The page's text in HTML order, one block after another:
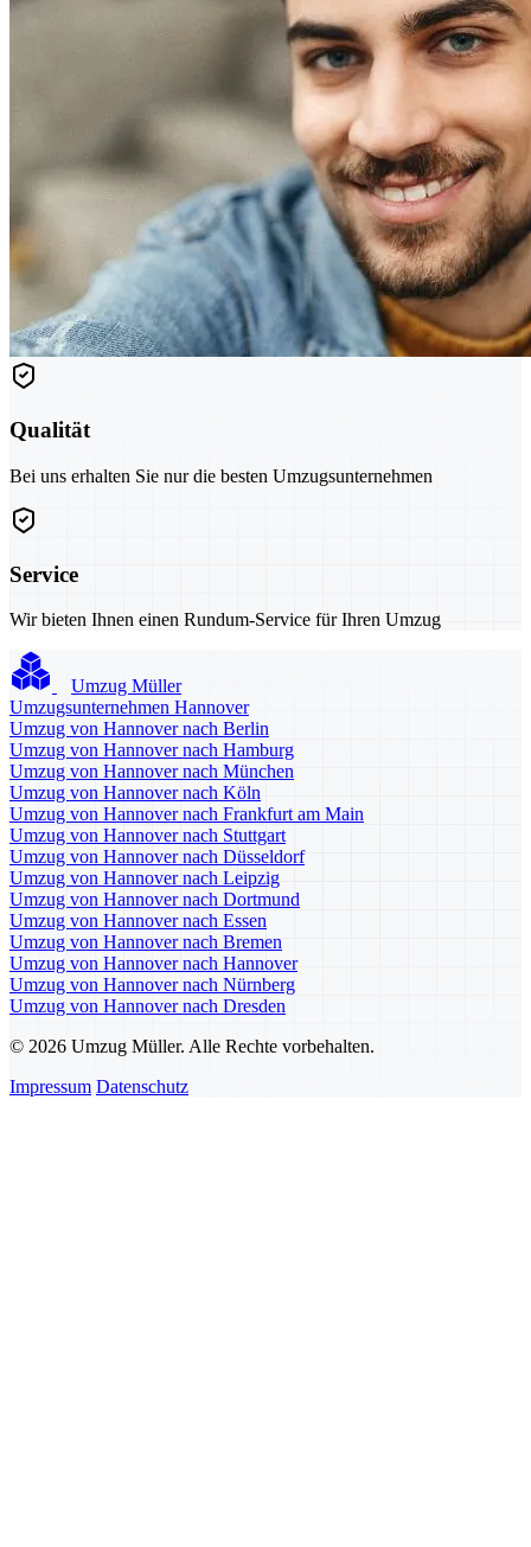
Qualität
Bei uns erhalten Sie nur die besten Umzugsunternehmen
Service
Wir bieten Ihnen einen Rundum-Service für Ihren Umzug
Umzug Müller
Umzugsunternehmen Hannover
Umzug von Hannover nach Berlin
Umzug von Hannover nach Hamburg
Umzug von Hannover nach München
Umzug von Hannover nach Köln
Umzug von Hannover nach Frankfurt am Main
Umzug von Hannover nach Stuttgart
Umzug von Hannover nach Düsseldorf
Umzug von Hannover nach Leipzig
Umzug von Hannover nach Dortmund
Umzug von Hannover nach Essen
Umzug von Hannover nach Bremen
Umzug von Hannover nach Hannover
Umzug von Hannover nach Nürnberg
Umzug von Hannover nach Dresden
© 2026 Umzug Müller. Alle Rechte vorbehalten.
Impressum Datenschutz